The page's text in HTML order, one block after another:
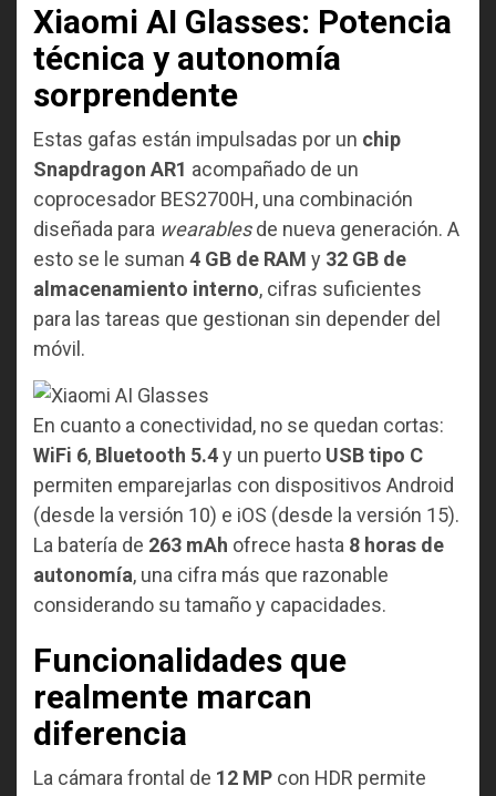
Xiaomi AI Glasses: Potencia
técnica y autonomía
sorprendente
Estas gafas están impulsadas por un chip
Snapdragon AR1 acompañado de un
coprocesador BES2700H, una combinación
diseñada para wearablesde nueva generación. A
esto se le suman 4 GB de RAM y 32 GB de
almacenamiento interno, cifras suficientes
para las tareas que gestionan sin depender del
móvil.
En cuanto a conectividad, no se quedan cortas:
WiFi 6, Bluetooth 5.4y un puerto USB tipo C
permiten emparejarlas con dispositivos Android
(desde la versión 10) e iOS (desde la versión 15).
La batería de 263 mAh ofrece hasta 8 horas de
autonomía, una cifra más que razonable
considerando su tamaño y capacidades.
Funcionalidades que
realmente marcan
diferencia
La cámara frontal de 12 MP con HDR permite